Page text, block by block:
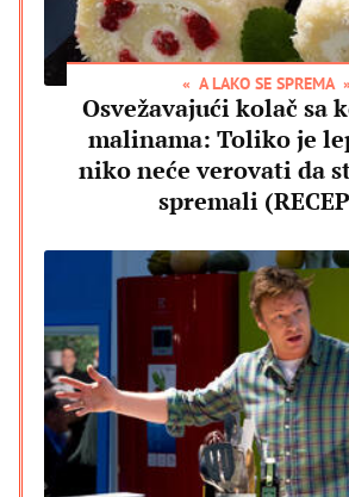
A LAKO SE SPREMA
Osvežavajući kolač sa
malinama: Toliko je
niko neće verovati da
spremali